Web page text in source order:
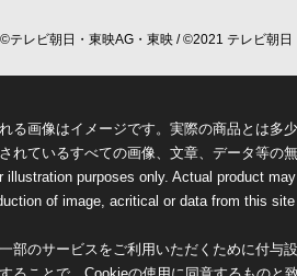
©テレビ朝日・東映AG・東映 / ©2021 テレビ朝
る画像はイメージです。実際の商品とは多
れているすべての画像、文章、データ等の
illustration purposes only. Actual product
of image, acritical or data from this
部のサービスをご利用いただくために付与